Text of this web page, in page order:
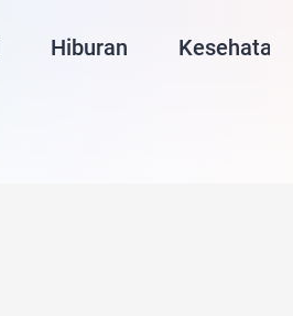
Hiburan Kesehatan